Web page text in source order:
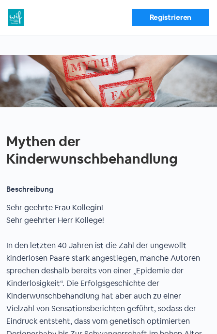
Registrieren
Mythen der
Kinderwunschbehandlung
Beschreibung
Sehr geehrte Frau Kollegin!
Sehr geehrter Herr Kollege!
In den letzten 40 Jahren ist die Zahl der ungewollt
kinderlosen Paare stark angestiegen, manche Autoren
sprechen deshalb bereits von einer „Epidemie der
Kinderlosigkeit“. Die Erfolgsgeschichte der
Kinderwunschbehandlung hat aber auch zu einer
Vielzahl von Sensationsberichten geführt, sodass der
Eindruck entsteht, dass vom genetisch optimierten